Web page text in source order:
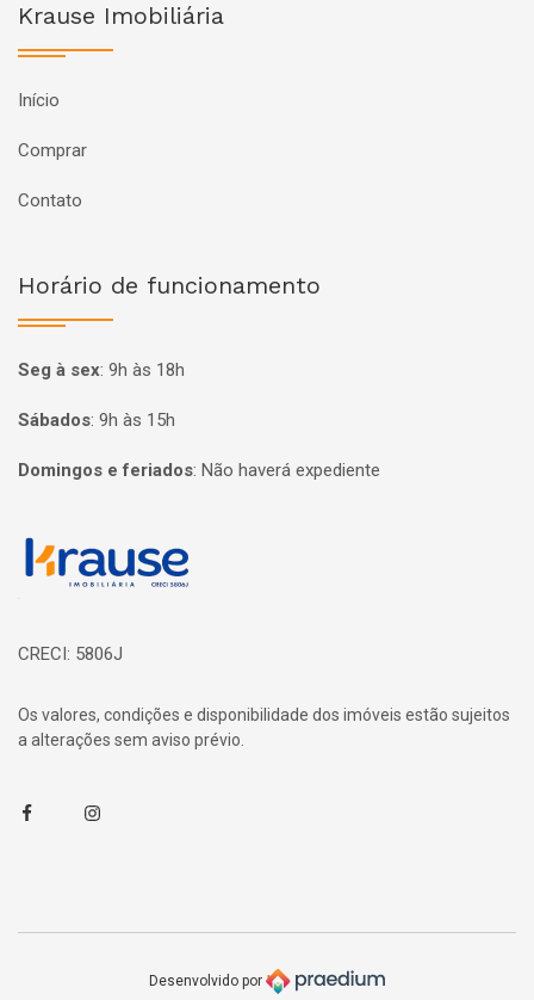
Krause Imobiliária
Início
Comprar
Contato
Horário de funcionamento
Seg à sex: 9h às 18h
Sábados: 9h às 15h
Domingos e feriados: Não haverá expediente
Página inicial
CRECI: 5806J
Os valores, condições e disponibilidade dos imóveis estão sujeitos
a alterações sem aviso prévio.
FacebookInstagram
Desenvolvido por